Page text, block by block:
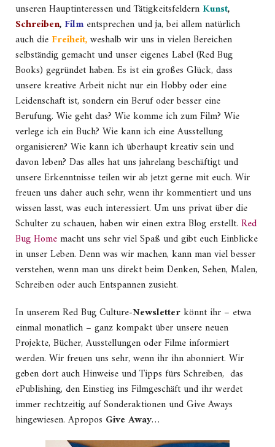
unseren Hauptinteressen und Tätigkeitsfeldern Kunst,
Schreiben, Filmentsprechen und ja, bei allem natürlich
auch die Freiheit,weshalb wir uns in vielen Bereichen
selbständig gemacht und unser eigenes Label (Red Bug
Books) gegründet haben. Es ist ein großes Glück, dass
unsere kreative Arbeit nicht nur ein Hobby oder eine
Leidenschaft ist, sondern ein Beruf oder besser eine
Berufung. Wie geht das? Wie komme ich zum Film? Wie
verlege ich ein Buch? Wie kann ich eine Ausstellung
organisieren? Wie kann ich überhaupt kreativ sein und
davon leben? Das alles hat uns jahrelang beschäftigt und
unsere Erkenntnisse teilen wir ab jetzt gerne mit euch. Wir
freuen uns daher auch sehr, wenn ihr kommentiert und uns
wissen lasst, was euch interessiert. Um uns privat über die
Schulter zu schauen, haben wir einen extra Blog erstellt. Red
Bug Homemacht uns sehr viel Spaß und gibt euch Einblicke
in unser Leben. Denn was wir machen, kann man viel besser
verstehen, wenn man uns direkt beim Denken, Sehen, Malen,
Schreiben oder auch Entspannen zusieht.
In unserem Red Bug Culture-Newsletterkönnt ihr – etwa
einmal monatlich – ganz kompakt über unsere neuen
Projekte, Bücher, Ausstellungen oder Filme informiert
werden. Wir freuen uns sehr, wenn ihr ihn abonniert. Wir
geben dort auch Hinweise und Tipps fürs Schreiben, das
ePublishing, den Einstieg ins Filmgeschäft und ihr werdet
immer rechtzeitig auf Sonderaktionen und Give Aways
hingewiesen. Apropos Give Away…